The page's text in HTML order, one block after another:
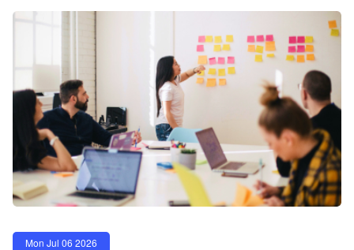
Mon Jul 06 2026